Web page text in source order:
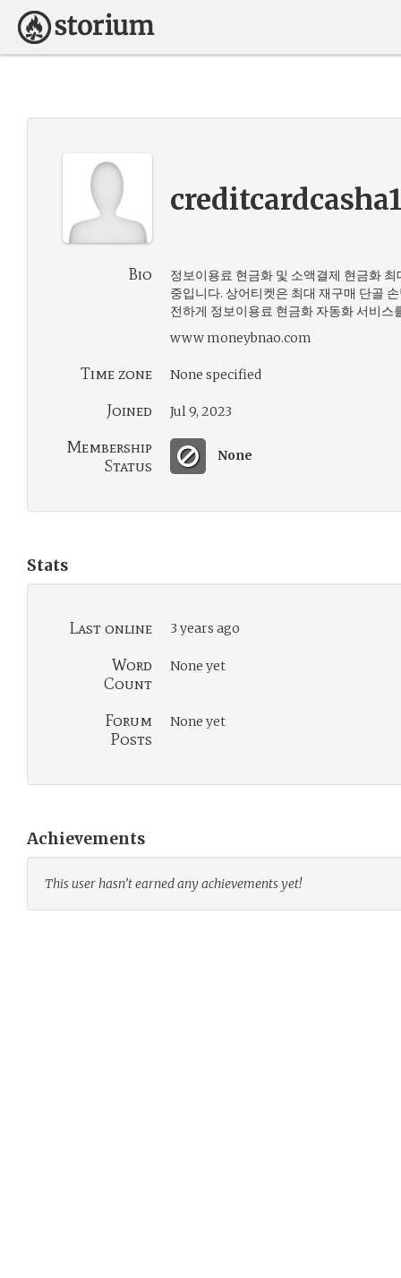
creditcardcasha1
Bio
정보이용료 현금화 및 소액결제 현금화
중입니다. 상어티켓은 최대 재구매 단골
전하게 정보이용료 현금화 자동화 서비스
www moneybnao.com
Time zone None specified
Joined Jul 9, 2023
Membership
Status
None
Stats
Last online 3 years ago
Word
Count
None yet
Forum
Posts
None yet
Achievements
This user hasn’t earned any achievements yet!